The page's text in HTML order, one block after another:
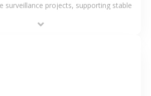
surveillance projects, supporting stable